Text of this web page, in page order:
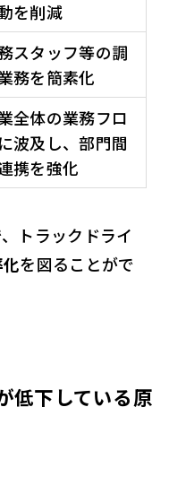
を削減
スタッフ等の調
務を簡素化
全体の業務フロ
波及し、部門間
携を強化
トラックドライ
を図ることがで
低下している原